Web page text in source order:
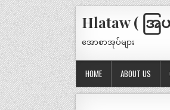
Hlataw ( အြ
အောစာအုပ်များ
HOME ABOUT US